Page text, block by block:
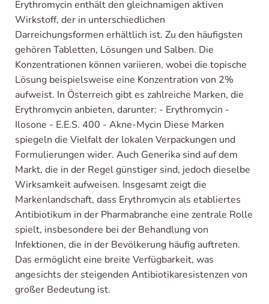
Erythromycin enthält den gleichnamigen aktiven
Wirkstoff, der in unterschiedlichen
Darreichungsformen erhältlich ist. Zu den häufigsten
gehören Tabletten, Lösungen und Salben. Die
Konzentrationen können variieren, wobei die topische
Lösung beispielsweise eine Konzentration von 2%
aufweist. In Österreich gibt es zahlreiche Marken, die
Erythromycin anbieten, darunter: - Erythromycin -
Ilosone - E.E.S. 400 - Akne-Mycin Diese Marken
spiegeln die Vielfalt der lokalen Verpackungen und
Formulierungen wider. Auch Generika sind auf dem
Markt, die in der Regel günstiger sind, jedoch dieselbe
Wirksamkeit aufweisen. Insgesamt zeigt die
Markenlandschaft, dass Erythromycin als etabliertes
Antibiotikum in der Pharmabranche eine zentrale Rolle
spielt, insbesondere bei der Behandlung von
Infektionen, die in der Bevölkerung häufig auftreten.
Das ermöglicht eine breite Verfügbarkeit, was
angesichts der steigenden Antibiotikaresistenzen von
großer Bedeutung ist.